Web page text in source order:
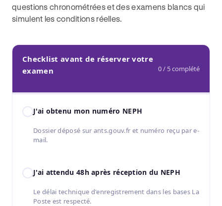
questions chronométrées et des examens blancs qui
simulent les conditions réelles.
Checklist avant de réserver votre
examen
0 / 5 complété
J'ai obtenu mon numéro NEPH
Dossier déposé sur ants.gouv.fr et numéro reçu par e-
mail.
J'ai attendu 48h après réception du NEPH
Le délai technique d'enregistrement dans les bases La
Poste est respecté.